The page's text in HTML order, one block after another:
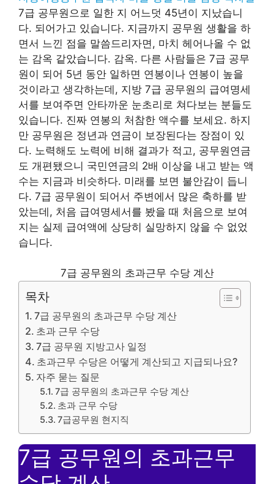
7급 공무원으로 일한 지 어느덧 45년이 지났습니
다. 되어가고 있습니다. 지금까지 공무원 생활을 하
면서 느낀 점을 말씀드리자면, 마치 헤어나올 수 없
는 감옥 같았습니다. 감옥. 다른 사람들은 7급 공무
원이 되어 5년 동안 일하면 연봉이나 연봉이 높을
것이라고 생각하는데, 지방 7급 공무원의 급여명세
서를 보여주면 안타까운 눈초리로 쳐다보는 분들도
있습니다. 진짜 연봉의 처참한 액수를 보세요. 하지
만 공무원은 정년과 연금이 보장된다는 장점이 있
다. 노력해도 노력에 비해 결과가 적고, 공무원연금
도 개편됐으니 국민연금의 2배 이상을 내고 받는 액
수는 지금과 비슷하다. 미래를 보면 불안감이 듭니
다. 7급 공무원이 되어서 주변에서 많은 축하를 받
았는데, 처음 급여명세서를 봤을 때 처음으로 보여
지는 실제 급여액에 상당히 실망하지 않을 수 없었
습니다.
7급 공무원의 초과근무 수당 계산
목차
7급 공무원의 초과근무 수당 계산
초과 근무 수당
7급 공무원 지방고사 일정
초과근무 수당은 어떻게 계산되고 지급되나요?
자주 묻는 질문
7급 공무원의 초과근무 수당 계산
초과 근무 수당
7급공무원 현지직
7급 공무원의 초과근무